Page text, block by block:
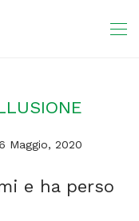
Maggio, 2020
e ha perso